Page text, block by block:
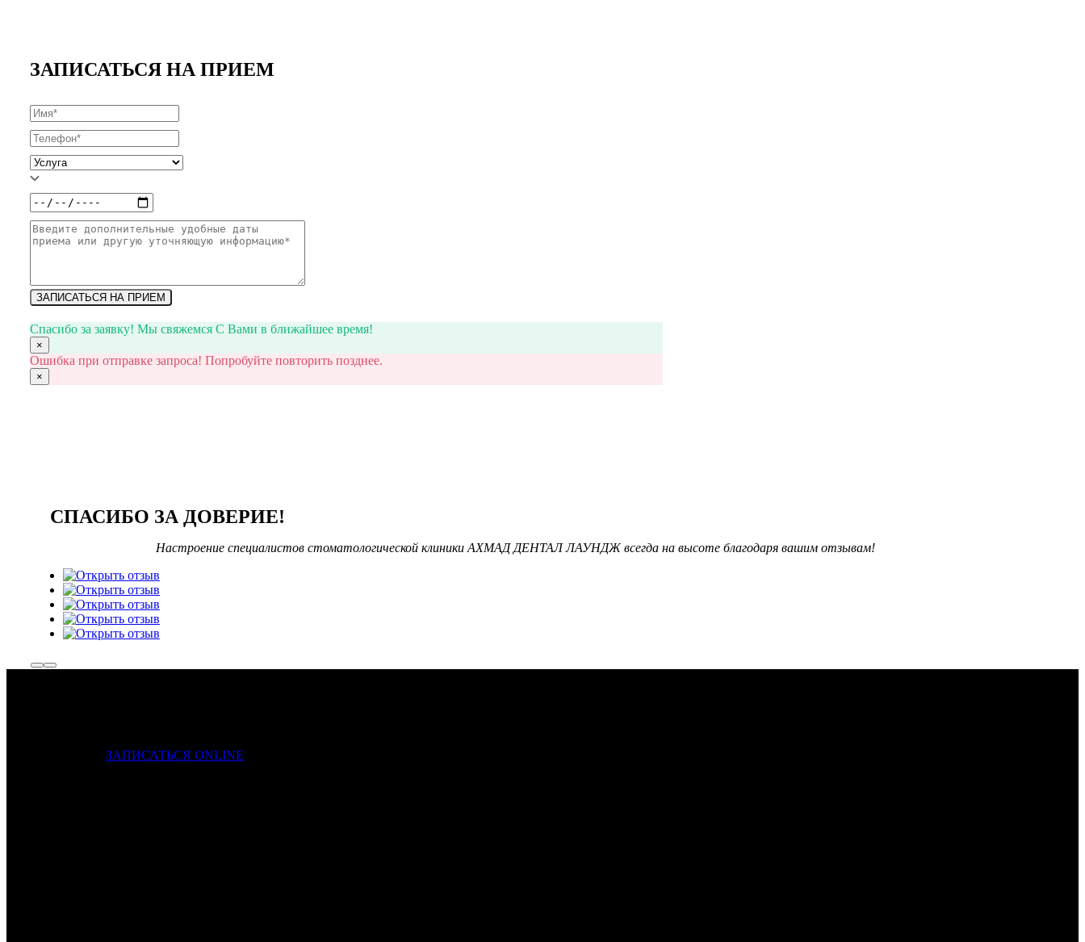
ЗАПИСАТЬСЯ НА ПРИЕМ
ЗАПИСАТЬСЯ НА ПРИЕМ
Спасибо за заявку! Мы свяжемся С Вами в ближайшее время!
×
Ошибка при отправке запроса! Попробуйте повторить позднее.
×
СПАСИБО ЗА ДОВЕРИЕ!
Настроение специалистов стоматологической клиники АХМАД ДЕНТАЛ ЛАУНДЖ всегда на высоте благодаря вашим отзывам!
ЗАПИСАТЬСЯ ONLINE